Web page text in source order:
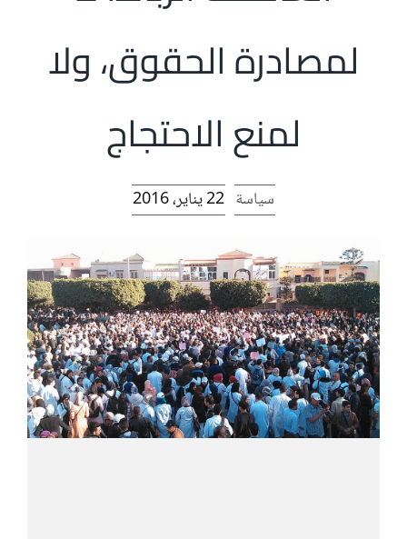
افتتاحية موقع المناضل-ة
لمصادرة الحقوق، ولا
لمنع الاحتجاج
سياسة 22 يناير، 2016